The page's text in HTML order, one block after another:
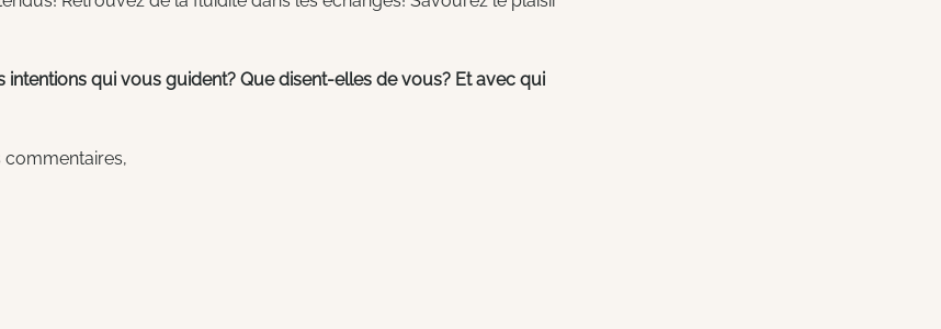
intentions qui vous guident? Que disent-elles de vous? Et avec qui
commentaires,